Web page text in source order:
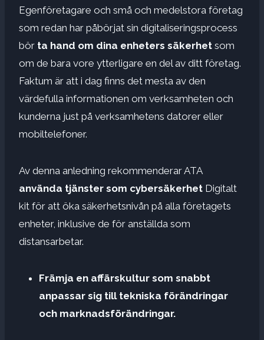
Egenföretagare och små och medelstora företag
som redan har påbörjat sin digitaliseringsprocess
bör ta hand om dina enheters säkerhet som
om de bara vore ytterligare en del av ditt företag.
Faktum är att i dag finns det mesta av den
värdefulla informationen om verksamheten och
kunderna just på verksamhetens datorer eller
mobiltelefoner.
Av denna anledning rekommenderar ATA
använda tjänster som cybersäkerhet Digitalt
kit för att öka säkerhetsnivån på alla företagets
enheter, inklusive de för anställda som
distansarbetar.
Främja en affärskultur som snabbt
anpassar sig till tekniska förändringar
och marknadsförändringar.